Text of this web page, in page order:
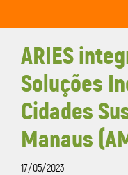
ARIES
Soluções
Cidades
Manaus
17/05/2023